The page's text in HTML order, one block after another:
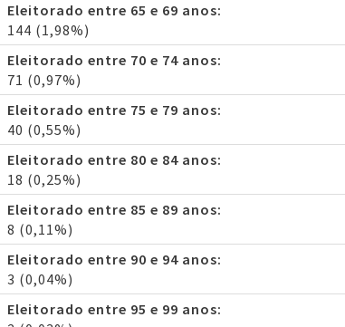
Eleitorado entre 65 e 69 anos:
144 (1,98%)
Eleitorado entre 70 e 74 anos:
71 (0,97%)
Eleitorado entre 75 e 79 anos:
40 (0,55%)
Eleitorado entre 80 e 84 anos:
18 (0,25%)
Eleitorado entre 85 e 89 anos:
8 (0,11%)
Eleitorado entre 90 e 94 anos:
3 (0,04%)
Eleitorado entre 95 e 99 anos: